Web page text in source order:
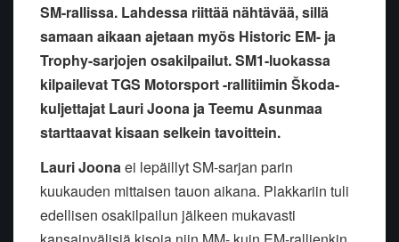
SM-rallissa. Lahdessa riittää nähtävää, sillä
samaan aikaan ajetaan myös Historic EM- ja
Trophy-sarjojen osakilpailut. SM1-luokassa
kilpailevat TGS Motorsport -rallitiimin Škoda-
kuljettajat Lauri Joona ja Teemu Asunmaa
starttaavat kisaan selkein tavoittein.
Lauri Joonaei lepäillyt SM-sarjan parin
kuukauden mittaisen tauon aikana. Plakkariin tuli
edellisen osakilpailun jälkeen mukavasti